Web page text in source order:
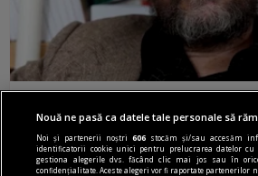
la răscruce de gînduri
Succesiunea
Nici Europa nu stă grozav
care pot să împingă în
Nouă ne pasă ca datele tale personale să
Noi și partenerii noștri606 stocăm și/sau accesăm
identificatorii cookie unici pentru prelucrarea datelor cu
gestiona alegerile dvs. făcând clic mai jos sau în
confidențialitate. Aceste alegeri vor fi raportate partenerilor